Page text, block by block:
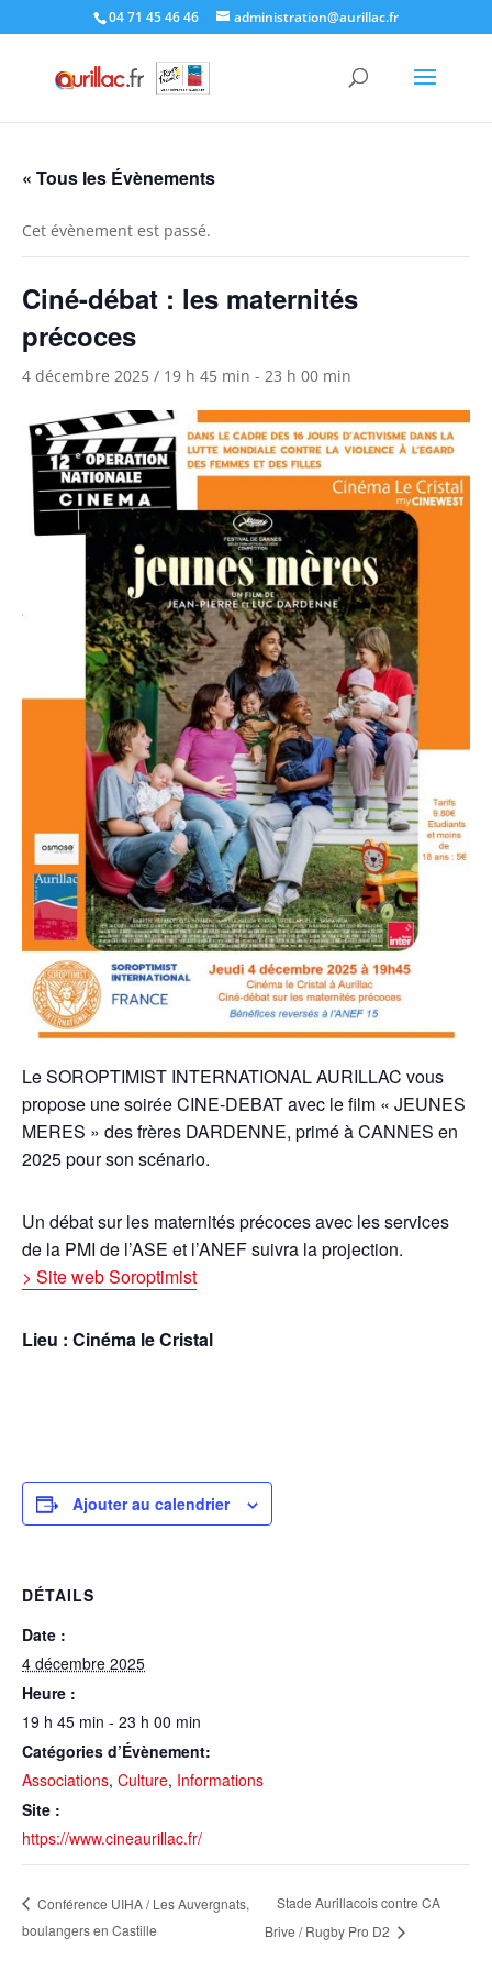
04 71 45 46 46 administration@aurillac.fr
« Tous les Évènements
Cet évènement est passé.
Ciné-débat : les maternités
précoces
4 décembre 2025 / 19 h 45 min - 23 h 00 min
Le SOROPTIMIST INTERNATIONAL AURILLAC vous
propose une soiréeCINE-DEBAT avec le film « JEUNES
MERES » des frères DARDENNE, primé à CANNES en
2025 pour son scénario.
Un débat sur les maternités précoces avec les services
de la PMI de l’ASE et l’ANEF suivra la projection.
> Site web Soroptimist
Lieu : Cinéma le Cristal
Ajouter au calendrier
DÉTAILS
Date :
4 décembre 2025
Heure :
19 h 45 min - 23 h 00 min
Catégories d’Évènement:
Associations, Culture, Informations
Site :
https://www.cineaurillac.fr/
Conférence UIHA / Les Auvergnats,
boulangers en Castille
Stade Aurillacois contre CA
Brive / Rugby Pro D2